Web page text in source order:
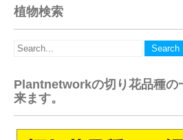
植物検索
Plantnetworkの切り花品種の
来ます。